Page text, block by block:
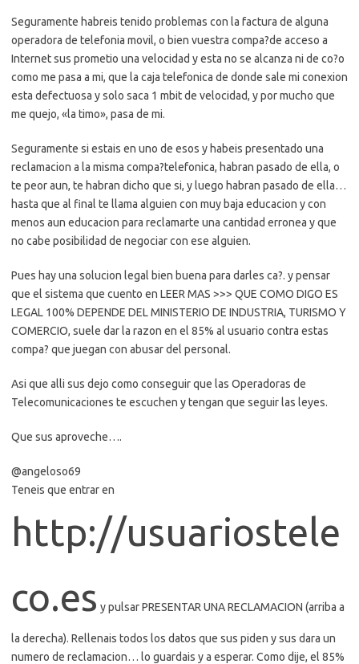
Seguramente habreis tenido problemas con la factura de alguna
operadora de telefonia movil, o bien vuestra compa?de acceso a
Internet sus prometio una velocidad y esta no se alcanza ni de co?o
como me pasa a mi, que la caja telefonica de donde sale mi conexion
esta defectuosa y solo saca 1 mbit de velocidad, y por mucho que
me quejo, «la timo», pasa de mi.
Seguramente si estais en uno de esos y habeis presentado una
reclamacion a la misma compa?telefonica, habran pasado de ella, o
te peor aun, te habran dicho que si, y luego habran pasado de ella…
hasta que al final te llama alguien con muy baja educacion y con
menos aun educacion para reclamarte una cantidad erronea y que
no cabe posibilidad de negociar con ese alguien.
Pues hay una solucion legal bien buena para darles ca?. y pensar
que el sistema que cuento en LEER MAS >>> QUE COMO DIGO ES
LEGAL 100% DEPENDE DEL MINISTERIO DE INDUSTRIA, TURISMO Y
COMERCIO, suele dar la razon en el 85% al usuario contra estas
compa? que juegan con abusar del personal.
Asi que alli sus dejo como conseguir que las Operadoras de
Telecomunicaciones te escuchen y tengan que seguir las leyes.
Que sus aproveche….
@angeloso69
Teneis que entrar en
http://usuariostele
co.es y pulsar PRESENTAR UNA RECLAMACION (arriba a
la derecha). Rellenais todos los datos que sus piden y sus dara un
numero de reclamacion… lo guardais y a esperar. Como dije, el 85%